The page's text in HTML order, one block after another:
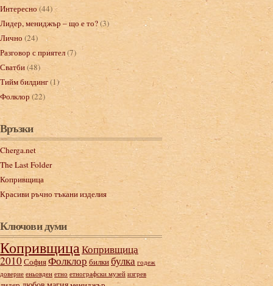
Интересно (44)
Лидер, мениджър – що е то?(3)
Лично (24)
Разговор с приятел(7)
Сватби(48)
Тийм билдинг(1)
Фолклор (22)
Връзки
Cherga.net
The Last Folder
Копривщица
Красиви ръчно тъкани изделия
Ключови думи
КопривщицаКопривщица
2010СофияФолклор билкибулка годеж
доверие еньовден етно етнографски музей изгрев